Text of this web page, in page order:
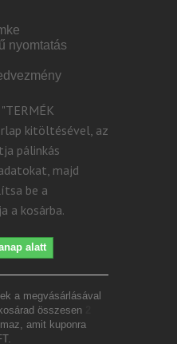
nyomtatás
kitöltésével, az
pálinkás
majd
be a
a kosárba.
alatt
a megvásárlásával
összesen
amit kuponra
.